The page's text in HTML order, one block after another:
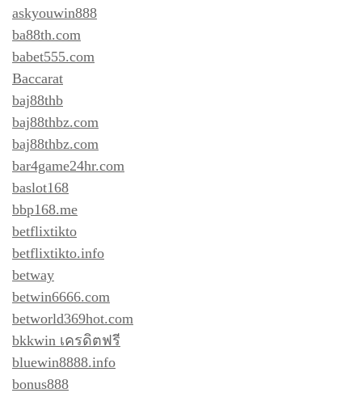
askyouwin888
ba88th.com
babet555.com
Baccarat
baj88thb
baj88thbz.com
baj88thbz.com
bar4game24hr.com
baslot168
bbp168.me
betflixtikto
betflixtikto.info
betway
betwin6666.com
betworld369hot.com
bkkwin เครดิตฟรี
bluewin8888.info
bonus888